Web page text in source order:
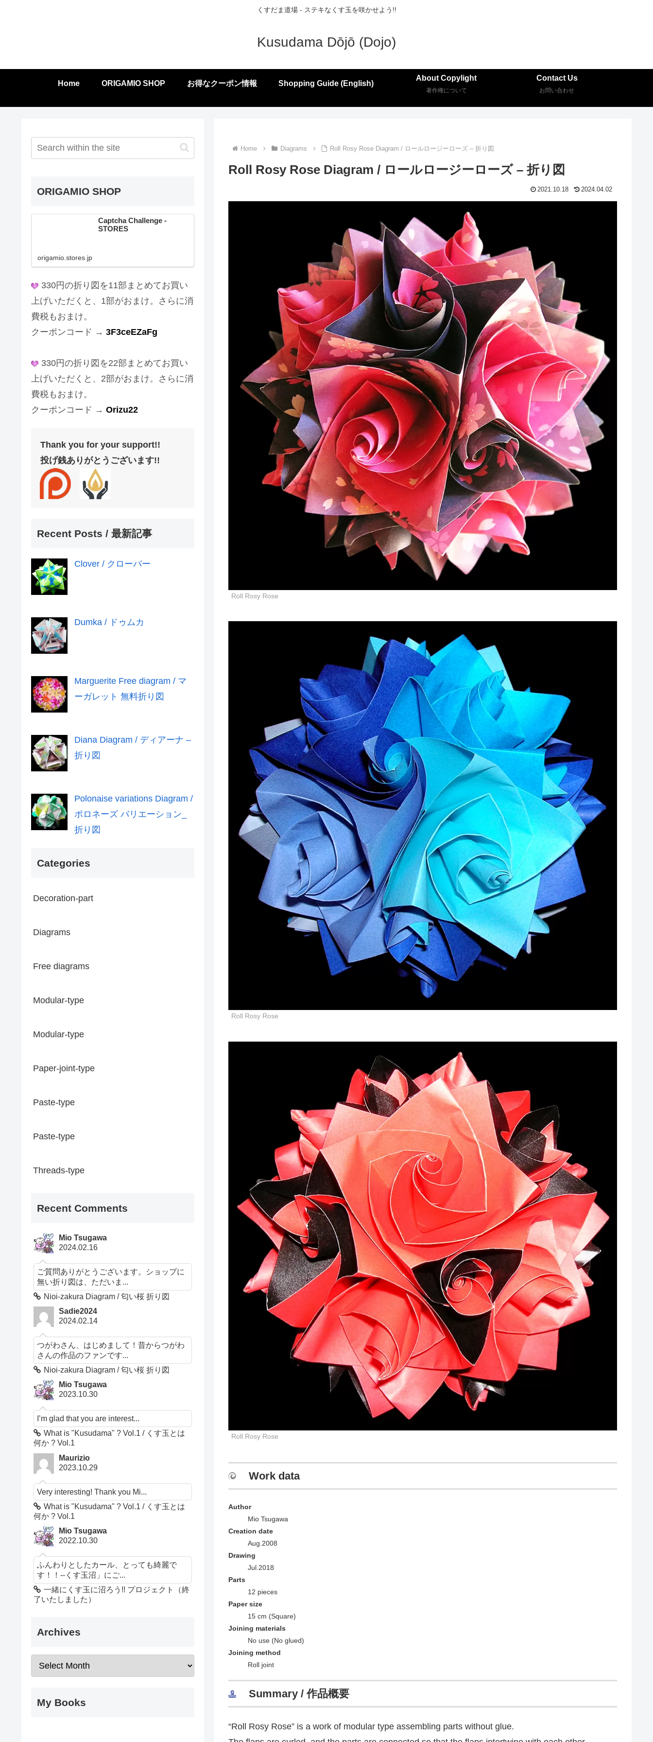
くすだま道場 - ステキなくす玉を咲かせよう!!
Kusudama Dōjō (Dojo)
Home ORIGAMIO SHOP お得なクーポン情報 Shopping Guide (English)
About Copylight
著作権について
Contact Us
お問い合わせ
Home Diagrams Roll Rosy Rose Diagram / ロールロージーローズ – 折り図
Roll Rosy Rose Diagram / ロールロージーローズ – 折り図
2021.10.18 2024.04.02
Roll Rosy Rose
Roll Rosy Rose
Roll Rosy Rose
Work data
Author
Mio Tsugawa
Creation date
Aug.2008
Drawing
Jul.2018
Parts
12 pieces
Paper size
15 cm (Square)
Joining materials
No use (No glued)
Joining method
Roll joint
Summary / 作品概要
“Roll Rosy Rose” is a work of modular type assembling parts without glue.
ORIGAMIO SHOP
Captcha Challenge -
STORES
origamio.stores.jp
330円の折り図を11部まとめてお買い
上げいただくと、1部がおまけ。さらに消
費税もおまけ。
クーポンコード → 3F3ceEZaFg
330円の折り図を22部まとめてお買い
上げいただくと、2部がおまけ。さらに消
費税もおまけ。
クーポンコード → Orizu22
Thank you for your support!!
投げ銭ありがとうございます!!
Recent Posts / 最新記事
Clover / クローバー
Dumka / ドゥムカ
Marguerite Free diagram / マ
ーガレット 無料折り図
Diana Diagram / ディアーナ –
折り図
Polonaise variations Diagram /
ポロネーズ バリエーション_
折り図
Categories
Decoration-part
Diagrams
Free diagrams
Modular-type
Modular-type
Paper-joint-type
Paste-type
Paste-type
Threads-type
Recent Comments
Mio Tsugawa
2024.02.16
ご質問ありがとうございます。ショップに
無い折り図は、ただいま...
Nioi-zakura Diagram / 匂い桜 折り図
Sadie2024
2024.02.14
つがわさん、はじめまして！昔からつがわ
さんの作品のファンです...
Nioi-zakura Diagram / 匂い桜 折り図
Mio Tsugawa
2023.10.30
I’m glad that you are interest...
What is "Kusudama" ? Vol.1 / くす玉とは
何か ? Vol.1
Maurizio
2023.10.29
Very interesting! Thank you Mi...
What is "Kusudama" ? Vol.1 / くす玉とは
何か ? Vol.1
Mio Tsugawa
2022.10.30
ふんわりとしたカール、とっても綺麗で
す！！--くす玉沼」にご...
一緒にくす玉に沼ろう!! プロジェクト（終
了いたしました）
Archives
My Books